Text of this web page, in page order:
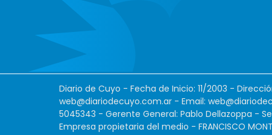
Diario de Cuyo - Fecha de Inicio: 11/2003 -
web@diariodecuyo.com.ar - Email:
5045343 - Gerente General: Pablo Dellazoppa -
Empresa propietaria del medio - FRANCISCO